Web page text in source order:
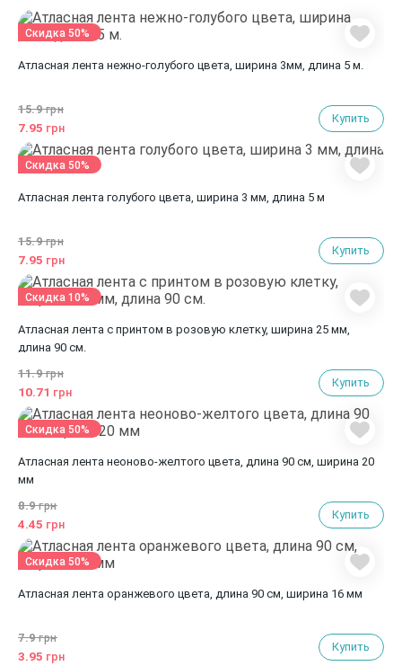
Атласная лента нежно-голубого цвета, ширина 3мм, длина 5 м.
15.9грн
7.95 грн
Купить
Скидка 50%
Атласная лента голубого цвета, ширина 3 мм, длина 5 м
15.9грн
7.95 грн
Купить
Скидка 50%
Атласная лента с принтом в розовую клетку, ширина 25 мм,
длина 90 см.
11.9грн
10.71 грн
Купить
Скидка 10%
Атласная лента неоново-желтого цвета, длина 90 см, ширина 20
мм
8.9грн
4.45 грн
Купить
Скидка 50%
Атласная лента оранжевого цвета, длина 90 см, ширина 16 мм
7.9грн
3.95 грн
Купить
Скидка 50%